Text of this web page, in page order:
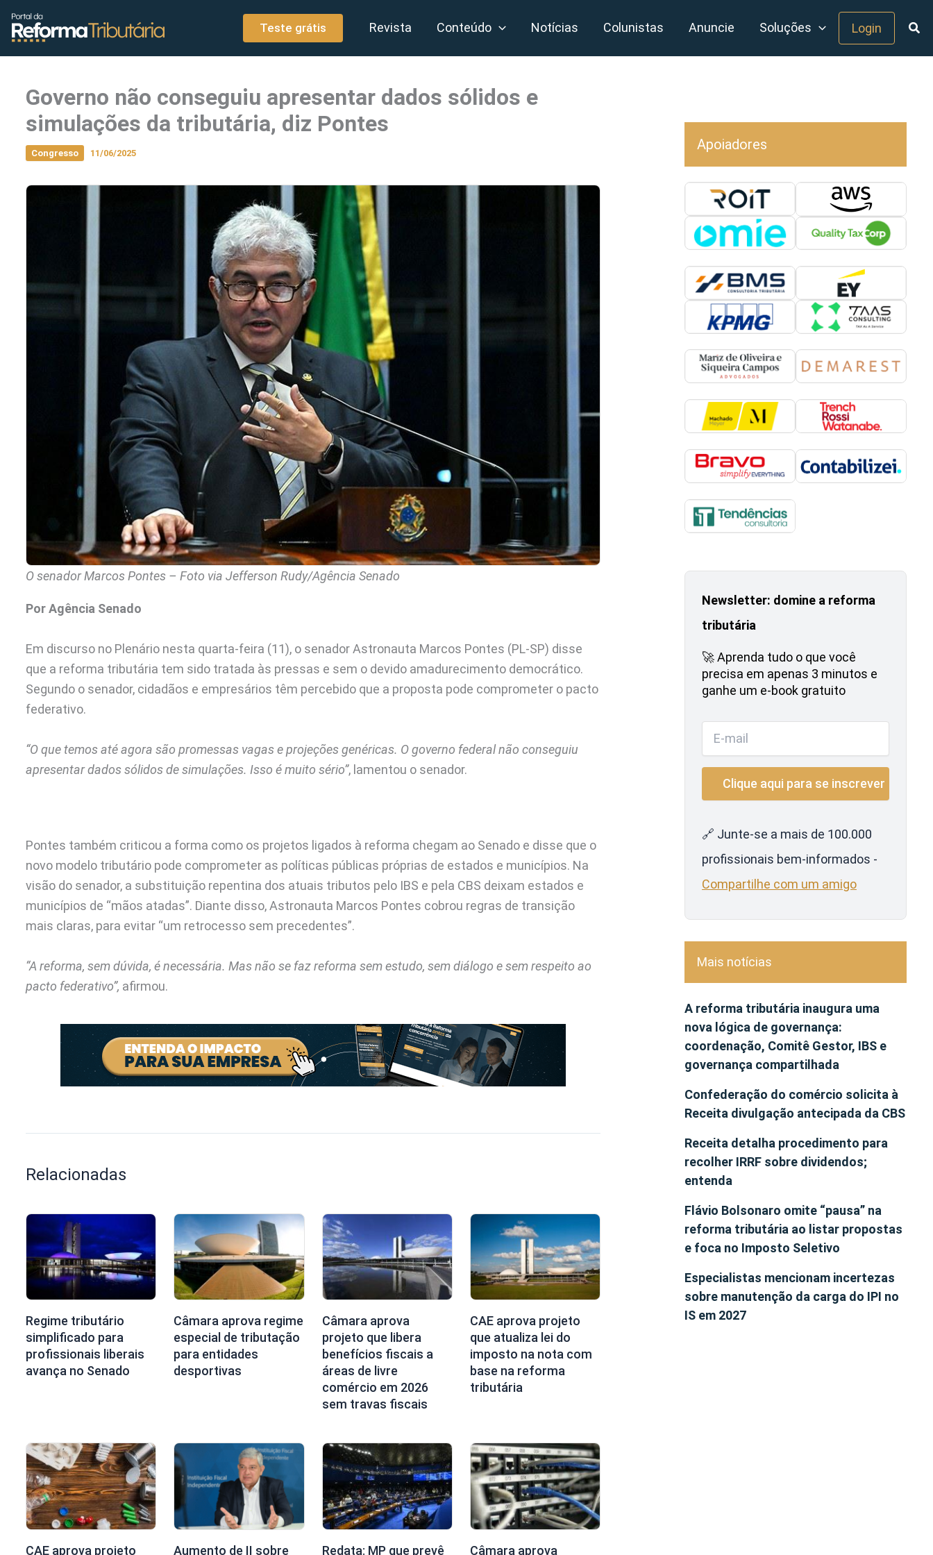
conteúdo
Teste grátis Revista Conteúdo Notícias Colunistas Anuncie Soluções Login
Governo não conseguiu apresentar dados sólidos e
simulações da tributária, diz Pontes
Congresso 11/06/2025
O senador Marcos Pontes – Foto via Jefferson Rudy/Agência Senado
Por Agência Senado
Em discurso no Plenário nesta quarta-feira (11), o senador Astronauta Marcos Pontes (PL-SP) disse
que a reforma tributária tem sido tratada às pressas e sem o devido amadurecimento democrático.
Segundo o senador, cidadãos e empresários têm percebido que a proposta pode comprometer o pacto
federativo.
“O que temos até agora são promessas vagas e projeções genéricas. O governo federal não conseguiu
apresentar dados sólidos de simulações. Isso é muito sério”, lamentou o senador.
Pontes também criticou a forma como os projetos ligados à reforma chegam ao Senado e disse que o
novo modelo tributário pode comprometer as políticas públicas próprias de estados e municípios. Na
visão do senador, a substituição repentina dos atuais tributos pelo IBS e pela CBS deixam estados e
municípios de “mãos atadas”. Diante disso, Astronauta Marcos Pontes cobrou regras de transição
mais claras, para evitar “um retrocesso sem precedentes”.
“A reforma, sem dúvida, é necessária. Mas não se faz reforma sem estudo, sem diálogo e sem respeito ao
pacto federativo”, afirmou.
Relacionadas
Regime tributário
simplificado para
profissionais liberais
avança no Senado
Câmara aprova regime
especial de tributação
para entidades
desportivas
Câmara aprova
projeto que libera
benefícios fiscais a
áreas de livre
comércio em 2026
sem travas fiscais
CAE aprova projeto
que atualiza lei do
imposto na nota com
base na reforma
tributária
CAE aprova projeto
Aumento de II sobre
Redata: MP que prevê
Câmara aprova
Apoiadores
Newsletter: domine a reforma
tributária
🚀 Aprenda tudo o que você
precisa em apenas 3 minutos e
ganhe um e-book gratuito
🔗 Junte-se a mais de 100.000
profissionais bem-informados -
Compartilhe com um amigo
Mais notícias
A reforma tributária inaugura uma
nova lógica de governança:
coordenação, Comitê Gestor, IBS e
governança compartilhada
Confederação do comércio solicita à
Receita divulgação antecipada da CBS
Receita detalha procedimento para
recolher IRRF sobre dividendos;
entenda
Flávio Bolsonaro omite “pausa” na
reforma tributária ao listar propostas
e foca no Imposto Seletivo
Especialistas mencionam incertezas
sobre manutenção da carga do IPI no
IS em 2027